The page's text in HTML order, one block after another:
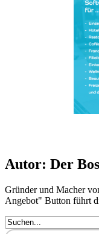
Autor: Der
Gründer und Macher
Angebot" Button führt